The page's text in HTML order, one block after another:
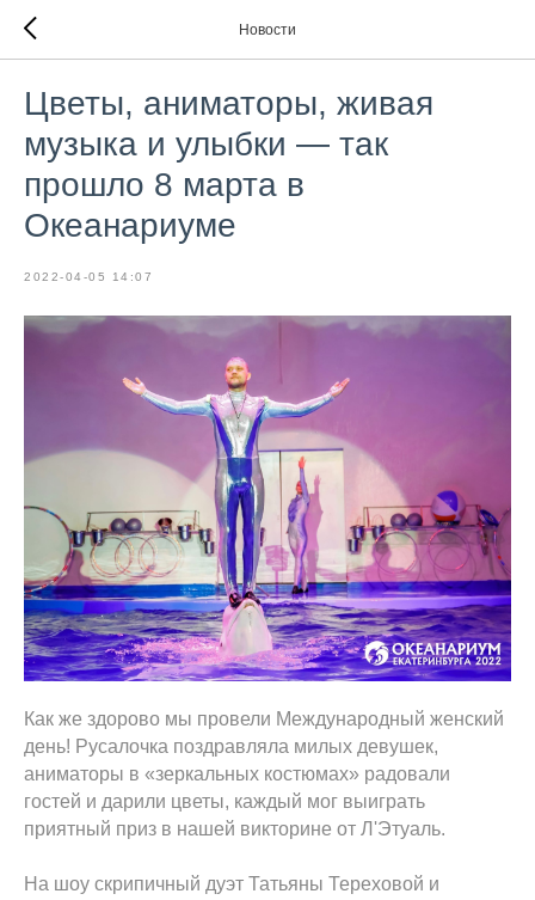
Новости
Цветы, аниматоры, живая
музыка и улыбки — так
прошло 8 марта в
Океанариуме
2022-04-05 14:07
Как же здорово мы провели Международный женский
день! Русалочка поздравляла милых девушек,
аниматоры в «зеркальных костюмах» радовали
гостей и дарили цветы, каждый мог выиграть
приятный приз в нашей викторине от Л'Этуаль.
На шоу скрипичный дуэт Татьяны Тереховой и